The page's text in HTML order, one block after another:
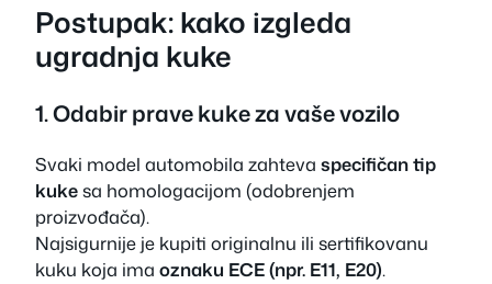
Postupak: kako izgleda
ugradnja kuke
1. Odabir prave kuke za vaše vozilo
Svaki model automobila zahteva specifičan tip
kukesa homologacijom (odobrenjem
proizvođača).
Najsigurnije je kupiti originalnu ili sertifikovanu
kuku koja ima oznaku ECE (npr. E11, E20).